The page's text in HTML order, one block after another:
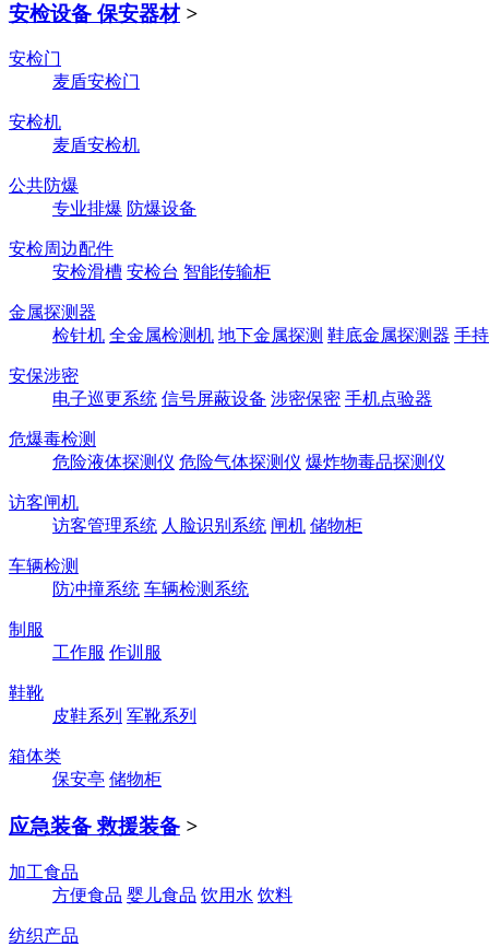
安检设备 保安器材 >
安检门
麦盾安检门
安检机
麦盾安检机
公共防爆
专业排爆 防爆设备
安检周边配件
安检滑槽 安检台 智能传输柜
金属探测器
检针机 全金属检测机 地下金属探测 鞋底金属探测器 手
安保涉密
电子巡更系统 信号屏蔽设备 涉密保密 手机点验器
危爆毒检测
危险液体探测仪 危险气体探测仪 爆炸物毒品探测仪
访客闸机
访客管理系统 人脸识别系统 闸机 储物柜
车辆检测
防冲撞系统 车辆检测系统
制服
工作服 作训服
鞋靴
皮鞋系列 军靴系列
箱体类
保安亭 储物柜
应急装备 救援装备 >
加工食品
方便食品 婴儿食品 饮用水 饮料
纺织产品